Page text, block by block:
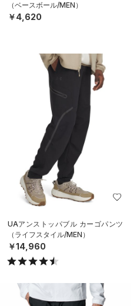
（ベースボール/MEN）
￥4,620
UAアンストッパブル カーゴパンツ
（ライフスタイル/MEN）
￥14,960